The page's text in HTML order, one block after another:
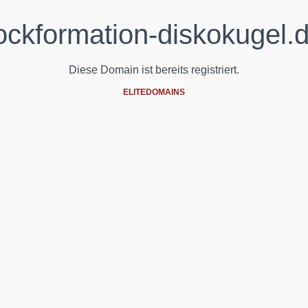
Diese Domain ist bereits registriert.
ELITEDOMAINS